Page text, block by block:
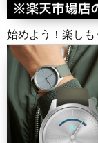
始めよう！楽し